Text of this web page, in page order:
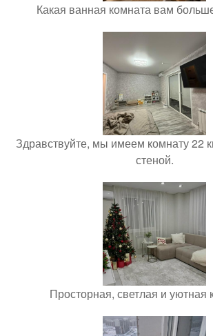
Какая ванная комната вам
Здравствуйте, мы имеем комнату 22
стеной.
Просторная, светлая и уютная